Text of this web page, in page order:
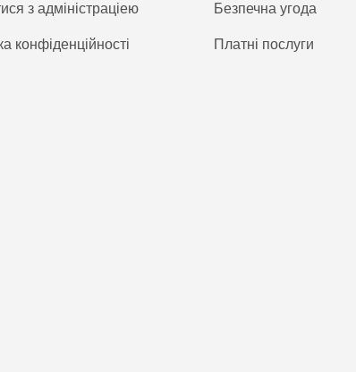
з адміністраціею
конфіденційності
Безпечна угода
Платнi послуги